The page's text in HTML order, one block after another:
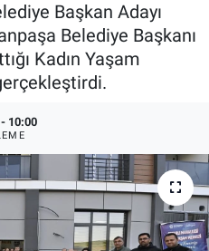
Başkan Adayı
Belediye Başkanı
Kadın Yaşam
10:00